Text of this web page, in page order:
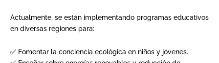
Actualmente, se están implementando programas educativos
en diversas regiones para:
✅ Fomentar la conciencia ecológica en niños y jóvenes.